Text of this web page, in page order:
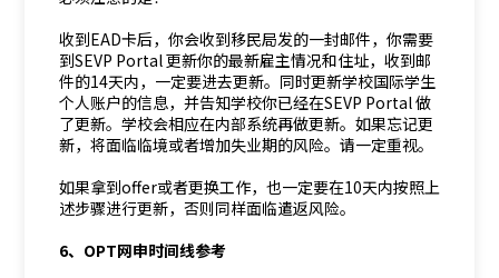
收到EAD卡后，你会收到移民局发的一封邮件，你需要
到SEVP Portal 更新你的最新雇主情况和住址，收到邮
件的14天内，一定要进去更新。同时更新学校国际学生
个人账户的信息，并告知学校你已经在SEVP Portal 做
了更新。学校会相应在内部系统再做更新。如果忘记更
新，将面临临境或者增加失业期的风险。请一定重视。
如果拿到offer或者更换工作，也一定要在10天内按照上
述步骤进行更新，否则同样面临遣返风险。
6、OPT网申时间线参考